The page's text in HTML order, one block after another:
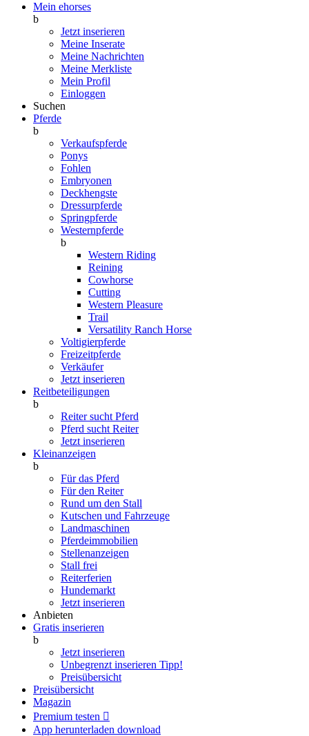
Mein ehorses
b
Jetzt inserieren
Meine Inserate
Meine Nachrichten
Meine Merkliste
Mein Profil
Einloggen
Suchen
Pferde
b
Verkaufspferde
Ponys
Fohlen
Embryonen
Deckhengste
Dressurpferde
Springpferde
Westernpferde
b
Western Riding
Reining
Cowhorse
Cutting
Western Pleasure
Trail
Versatility Ranch Horse
Voltigierpferde
Freizeitpferde
Verkäufer
Jetzt inserieren
Reitbeteiligungen
b
Reiter sucht Pferd
Pferd sucht Reiter
Jetzt inserieren
Kleinanzeigen
b
Für das Pferd
Für den Reiter
Rund um den Stall
Kutschen und Fahrzeuge
Landmaschinen
Pferdeimmobilien
Stellenanzeigen
Stall frei
Reiterferien
Hundemarkt
Jetzt inserieren
Anbieten
Gratis inserieren
b
Jetzt inserieren
Unbegrenzt inserieren Tipp!
Preisübersicht
Preisübersicht
Magazin
Premium testen 
App herunterladen download